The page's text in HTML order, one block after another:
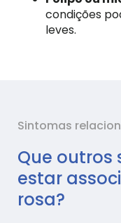
condições
leves.
Sintomas
Que
estar
rosa?